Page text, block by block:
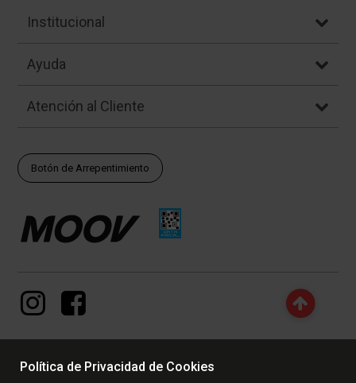
Institucional
Ayuda
Atención al Cliente
Botón de Arrepentimiento
Política de Privacidad de Cookies